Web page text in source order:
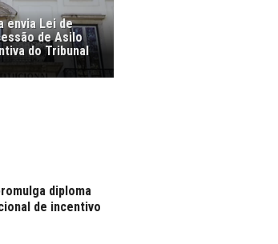
envia Lei de
de Asilo
do Tribunal
diploma
de incentivo